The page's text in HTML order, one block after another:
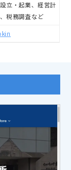
立・起業、経営計
税務調査など